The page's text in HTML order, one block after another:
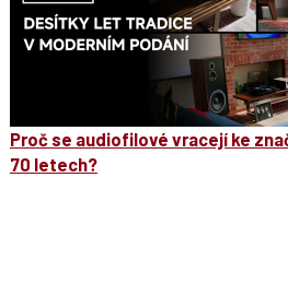
Proč se audiofilové vracejí ke
70 letech?